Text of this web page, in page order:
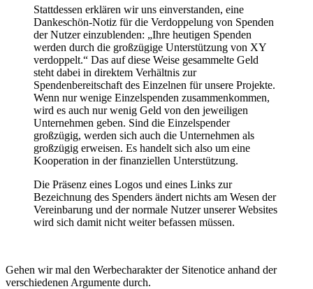
Stattdessen erklären wir uns einverstanden, eine
Dankeschön-Notiz für die Verdoppelung von Spenden
der Nutzer einzublenden: „Ihre heutigen Spenden
werden durch die großzügige Unterstützung von XY
verdoppelt.“ Das auf diese Weise gesammelte Geld
steht dabei in direktem Verhältnis zur
Spendenbereitschaft des Einzelnen für unsere Projekte.
Wenn nur wenige Einzelspenden zusammenkommen,
wird es auch nur wenig Geld von den jeweiligen
Unternehmen geben. Sind die Einzelspender
großzügig, werden sich auch die Unternehmen als
großzügig erweisen. Es handelt sich also um eine
Kooperation in der finanziellen Unterstützung.
Die Präsenz eines Logos und eines Links zur
Bezeichnung des Spenders ändert nichts am Wesen der
Vereinbarung und der normale Nutzer unserer Websites
wird sich damit nicht weiter befassen müssen.
Gehen wir mal den Werbecharakter der Sitenotice anhand der
verschiedenen Argumente durch.